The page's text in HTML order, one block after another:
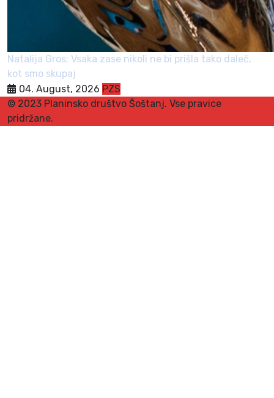
Natalija Gros: Vsaka zase nikoli ne bi prišla tako daleč,
kot smo skupaj
04. August, 2026 PZS
© 2023 Planinsko društvo Šoštanj. Vse pravice
pridržane.